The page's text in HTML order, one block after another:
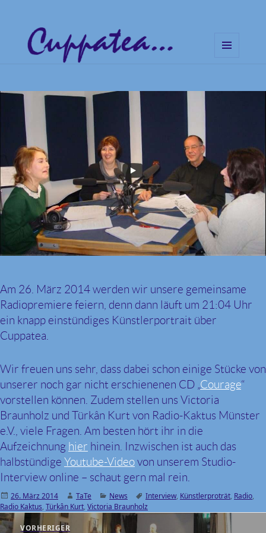
Musik und klare Botschaften
Am 26. März 2014 werden wir unsere gemeinsame
Radiopremiere feiern, denn dann läuft um 21:04 Uhr
ein knapp einstündiges Künstlerportrait über
Cuppatea.
Wir freuen uns sehr, dass dabei schon einige Stücke von
unserer noch gar nicht erschienenen CD „Courage“
vorstellen können. Zudem stellen uns Victoria
Braunholz und Türkân Kurt von Radio-Kaktus Münster
e.V., viele Fragen. Am besten hört ihr in die
Aufzeichnung hier hinein. Inzwischen ist auch das
halbstündige Youtube-Videovon unserem Studio-
Interview online – schaut gern mal rein.
Veröffentlicht
am
26. März 2014 Autor
TaTe Kategorien
News Schlagwörter
Interview, Künstlerproträt, Radio,
Radio Kaktus, Türkân Kurt, Victoria Braunholz
Beitragsnavigation
VORHERIGER